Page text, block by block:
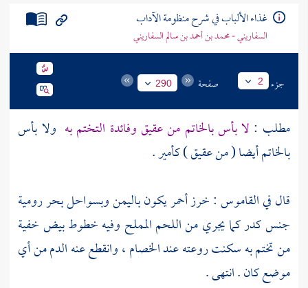
غذاء الألباب في شرح منظومة الآداب
السفاريني - محمد بن أحمد بن سالم السفاريني
جزء 2 صفحة 290
مطلب : لا بأس بالخاتم من عقيق وفائدة التختم به ولا بأس
بالخاتم أيضا ( من عقيق ) كأمير .
قال في القاموس : خرز أحمر يكونباليمنوبسواحل بحر رومية
جنس كدر كما يجري من اللحم المملح وفيه خطوط بيض خفية
من تختم به سكنت روعته عند الخصام ، وانقطع عنه الدم من أي
موضع كان . انتهى .